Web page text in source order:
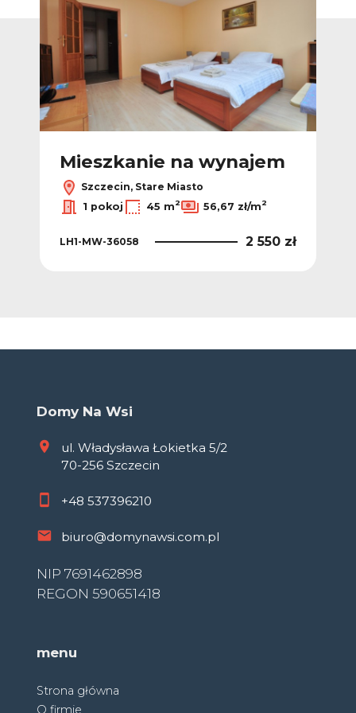
Mieszkanie na wynajem
Szczecin, Stare Miasto
1 pokoj
45 m2 56,67 zł/m2
LH1-MW-36058 2 550 zł
Domy Na Wsi
ul. Władysława Łokietka 5/2
70-256 Szczecin
+48 537396210
biuro@domynawsi.com.pl
NIP 7691462898
REGON 590651418
menu
Strona główna
O firmie